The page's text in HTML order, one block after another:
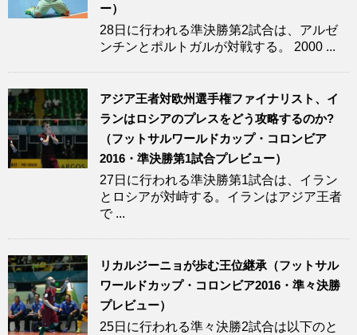
ー）
28日に行われる準決勝第2試合は、アルゼ
ンチンとポルトガルが対戦する。 2000 ...
アジア王者対欧州選手権ファイナリスト、イ
ランはロシアのプレスをどう攻略するのか?
（フットサルワールドカップ・コロンビア
2016・準決勝第1試合プレビュー）
27日に行われる準決勝第1試合は、イラン
とロシアが対峙する。イランはアジア王者
で ...
リカルジーニョが歩む王位継承（フットサル
ワールドカップ・コロンビア2016・準々決勝
プレビュー）
25日に行われる準々決勝2試合は以下のと